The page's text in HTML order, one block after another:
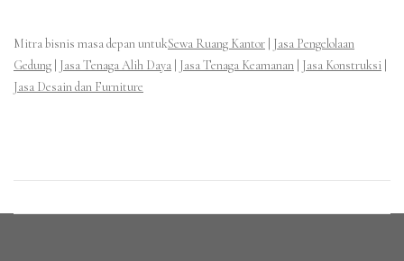
Mitra bisnis masa depan untukSewa Ruang Kantor Jasa Pengelolaan
Gedung Jasa Tenaga Alih Daya Jasa Tenaga Keamanan Jasa Konstruksi
Jasa Desain dan Furniture